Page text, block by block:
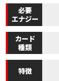
必要
エナジー
カード
種類
特徴